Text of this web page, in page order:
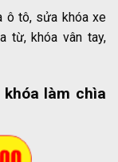
ô tô, sửa khóa xe
từ, khóa vân tay,
khóa làm chìa